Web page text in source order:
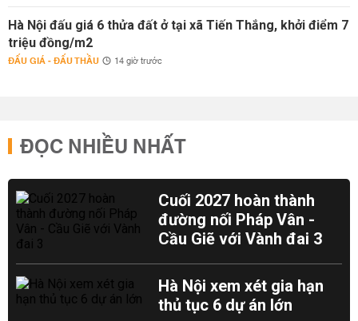
Hà Nội đấu giá 6 thửa đất ở tại xã Tiến Thắng, khởi điểm 7
triệu đồng/m2
ĐẤU GIÁ - ĐẤU THẦU 14 giờ trước
ĐỌC NHIỀU NHẤT
Cuối 2027 hoàn thành
đường nối Pháp Vân -
Cầu Giẽ với Vành đai 3
Hà Nội xem xét gia hạn
thủ tục 6 dự án lớn